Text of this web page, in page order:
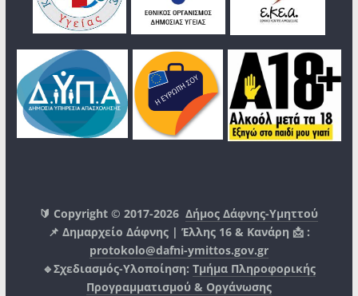
🔰 Copyright © 2017-2026Δήμος Δάφνης-Υμηττού
📌 Δημαρχείο Δάφνης | Έλλης 16 & Κανάρη 📩 :
protokolo@dafni-ymittos.gov.gr
🔹Σχεδιασμός-Υλοποίηση: Τμήμα Πληροφορικής
Προγραμματισμού & Οργάνωσης